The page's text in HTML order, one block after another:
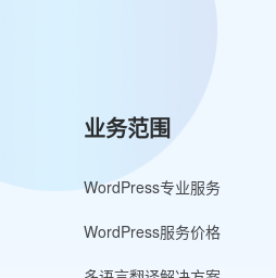
业务范围
WordPress专业服务
WordPress服务价格